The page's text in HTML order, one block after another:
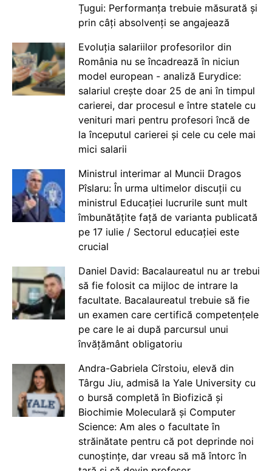
Țugui: Performanța trebuie măsurată și
prin câți absolvenți se angajează
Evoluția salariilor profesorilor din
România nu se încadrează în niciun
model european - analiză Eurydice:
salariul crește doar 25 de ani în timpul
carierei, dar procesul e între statele cu
venituri mari pentru profesori încă de
la începutul carierei și cele cu cele mai
mici salarii
Ministrul interimar al Muncii Dragos
Pîslaru: În urma ultimelor discuții cu
ministrul Educației lucrurile sunt mult
îmbunătățite față de varianta publicată
pe 17 iulie / Sectorul educației este
crucial
Daniel David: Bacalaureatul nu ar trebui
să fie folosit ca mijloc de intrare la
facultate. Bacalaureatul trebuie să fie
un examen care certifică competențele
pe care le ai după parcursul unui
învățământ obligatoriu
Andra-Gabriela Cîrstoiu, elevă din
Târgu Jiu, admisă la Yale University cu
o bursă completă în Biofizică și
Biochimie Moleculară și Computer
Science: Am ales o facultate în
străinătate pentru că pot deprinde noi
cunoștințe, dar vreau să mă întorc în